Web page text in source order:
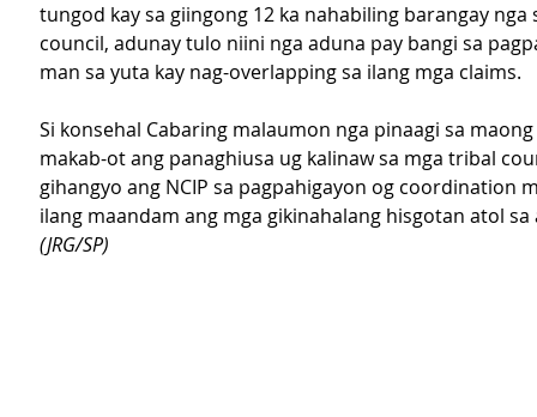
tungod kay sa giingong 12 ka nahabiling barangay nga
council, adunay tulo niini nga aduna pay bangi sa
man sa yuta kay nag-overlapping sa ilang mga claims.
Si konsehal Cabaring malaumon nga pinaagi sa
makab-ot ang panaghiusa ug kalinaw sa mga tribal
gihangyo ang NCIP sa pagpahigayon og coordination
ilang maandam ang mga gikinahalang hisgotan atol
(JRG/SP)